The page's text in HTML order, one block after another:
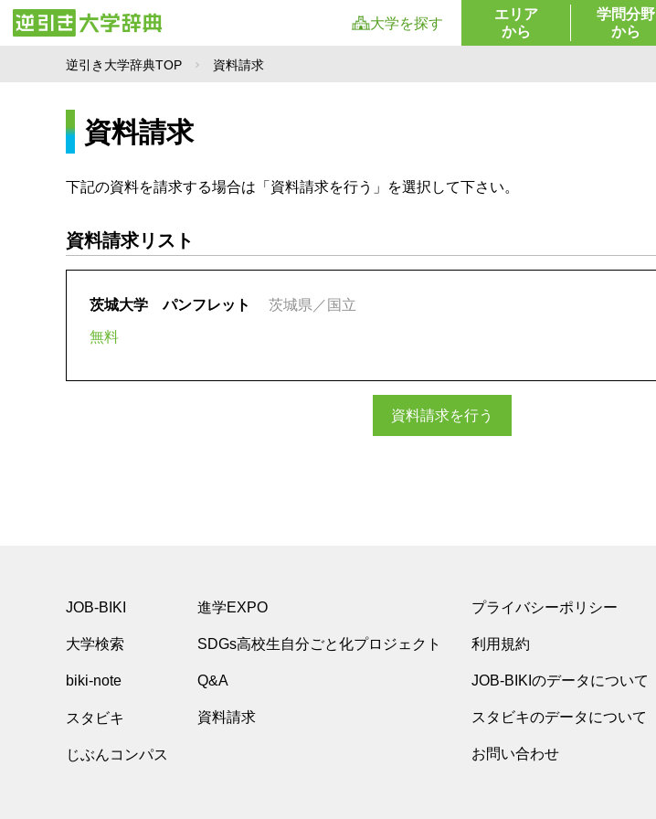
大学を探す
エリア
から
学問分野
から
逆引き大学辞典TOP 資料請求
資料請求
下記の資料を請求する場合は「資料請求を行う」を選択して下さい。
資料請求リスト
茨城大学 パンフレット 茨城県／国立
無料
資料請求を行う
JOB-BIKI
大学検索
biki-note
スタビキ
じぶんコンパス
進学EXPO
SDGs高校生自分ごと化プロジェクト
Q&A
資料請求
プライバシーポリシー
利用規約
JOB-BIKIのデータについて
スタビキのデータについて
お問い合わせ